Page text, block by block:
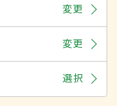
変更
変更
選択